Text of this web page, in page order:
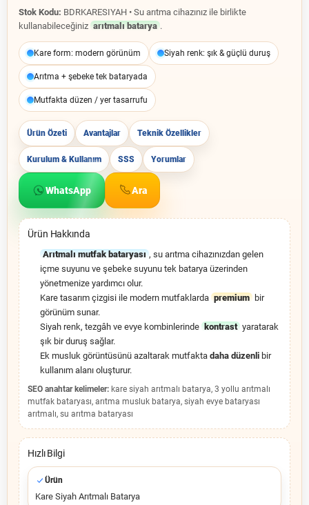
Stok Kodu: BDRKARESIYAH • Su arıtma cihazınız ile birlikte
kullanabileceğiniz arıtmalı batarya .
Kare form: modern görünüm Siyah renk: şık & güçlü duruş
Arıtma + şebeke tek bataryada
Mutfakta düzen / yer tasarrufu
Ürün Özeti Avantajlar Teknik Özellikler
Kurulum & Kullanım SSS Yorumlar
WhatsApp Ara
Ürün Hakkında
Arıtmalı mutfak bataryası , su arıtma cihazınızdan gelen
içme suyunu ve şebeke suyunu tek batarya üzerinden
yönetmenize yardımcı olur.
Kare tasarım çizgisi ile modern mutfaklarda premium bir
görünüm sunar.
Siyah renk, tezgâh ve evye kombinlerinde kontrast yaratarak
şık bir duruş sağlar.
Ek musluk görüntüsünü azaltarak mutfakta daha düzenli bir
kullanım alanı oluşturur.
SEO anahtar kelimeler: kare siyah arıtmalı batarya, 3 yollu arıtmalı
mutfak bataryası, arıtma musluk batarya, siyah evye bataryası
arıtmalı, su arıtma bataryası
Hızlı Bilgi
Ürün
Kare Siyah Arıtmalı Batarya